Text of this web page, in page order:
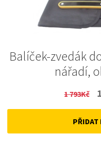
Balíček-zvedák
nářadí,
1 793Kč
PŘIDAT